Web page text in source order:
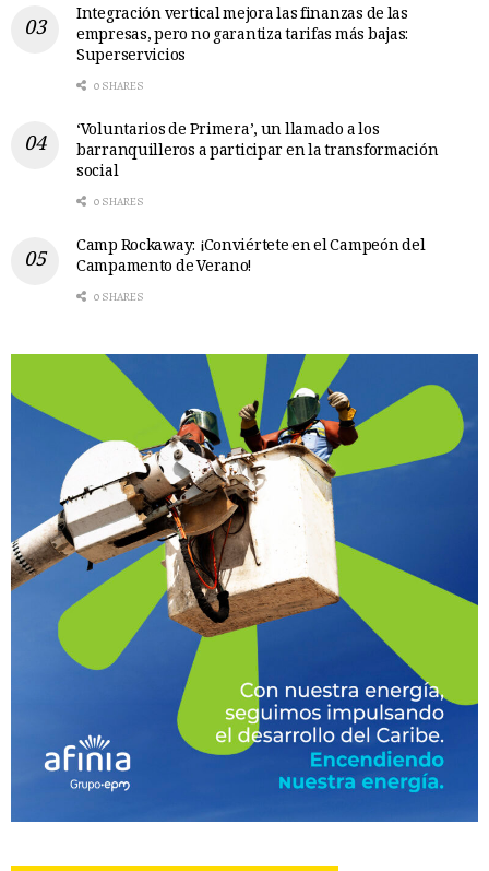
Integración vertical mejora las finanzas de las
empresas, pero no garantiza tarifas más bajas:
Superservicios
0 SHARES
‘Voluntarios de Primera’, un llamado a los
barranquilleros a participar en la transformación
social
0 SHARES
Camp Rockaway: ¡Conviértete en el Campeón del
Campamento de Verano!
0 SHARES